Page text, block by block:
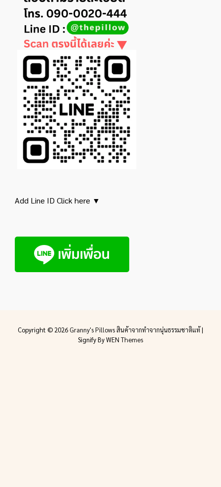
Add Line ID Click here ▼
Copyright © 2026Granny's Pillows สินค้าจากทำจากนุ่นธรรมชาติแท้|
Signify ByWEN Themes